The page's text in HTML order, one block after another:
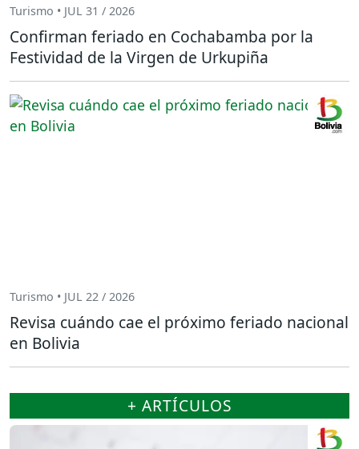
Turismo • JUL 31 / 2026
Confirman feriado en Cochabamba por la
Festividad de la Virgen de Urkupiña
Turismo • JUL 22 / 2026
Revisa cuándo cae el próximo feriado nacional
en Bolivia
+ ARTÍCULOS